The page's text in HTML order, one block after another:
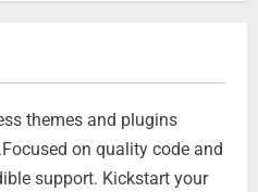
themes and plugins
on quality code and
support. Kickstart your